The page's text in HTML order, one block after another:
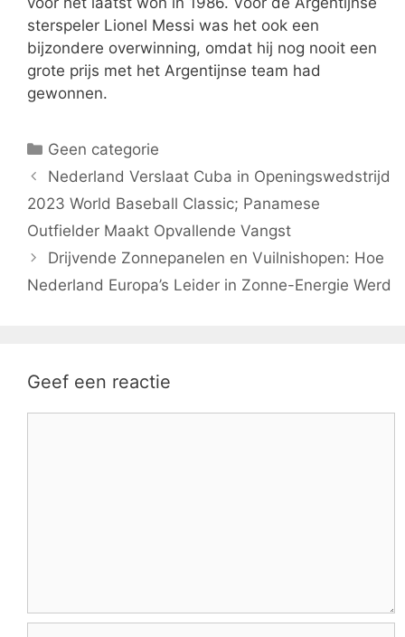
sterspeler Lionel Messi was het ook een
bijzondere overwinning, omdat hij nog nooit een
grote prijs met het Argentijnse team had
gewonnen.
Categorieën
Geen categorie
Nederland Verslaat Cuba in Openingswedstrijd
2023 World Baseball Classic; Panamese
Outfielder Maakt Opvallende Vangst
Drijvende Zonnepanelen en Vuilnishopen: Hoe
Nederland Europa’s Leider in Zonne-Energie Werd
Geef een reactie